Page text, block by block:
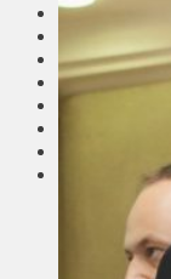
Соседи
Транспорт
Выбор
Армия
Туризм
ЛК